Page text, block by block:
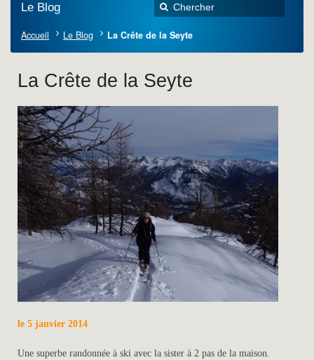
Le Blog
Accueil Le Blog La Crête de la Seyte
La Crête de la Seyte
le 5 janvier 2014
Une superbe randonnée à ski avec la sister à 2 pas de la maison.